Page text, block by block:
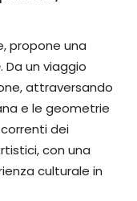
propone una
. Da un viaggio
attraversando
e le geometrie
dei
con una
culturale in